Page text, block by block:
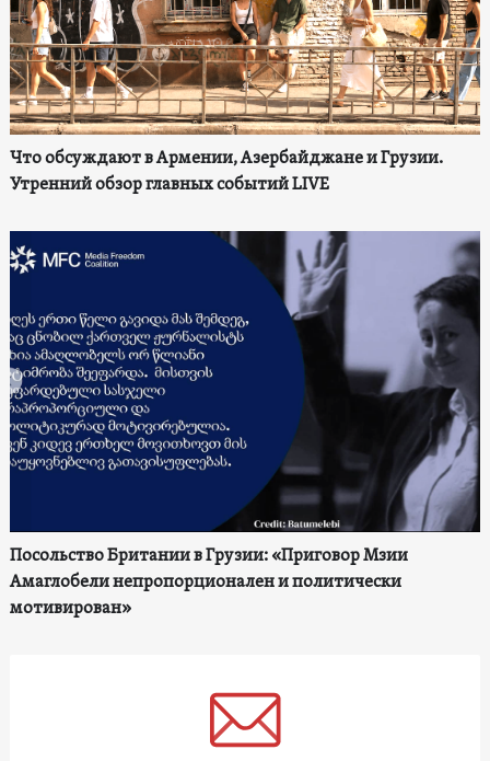
Что обсуждают в Армении, Азербайджане и Грузии.
Утренний обзор главных событий LIVE
Посольство Британии в Грузии: «Приговор Мзии
Амаглобели непропорционален и политически
мотивирован»